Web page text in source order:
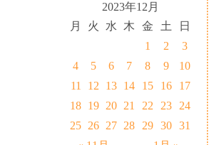
2023年12月
月
火 水 木 金 土 日
1 2
3
4
5 6 7 8 9
10
11
12 13 14 15 16
17
18 19 20 21 22 23
24
25 26 27 28 29 30 31